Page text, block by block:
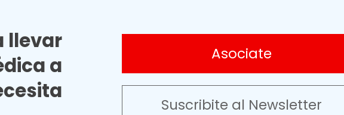
llevar
a
Asociate
Suscribite al Newsletter